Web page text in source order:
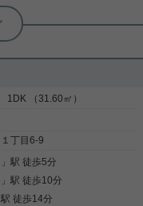
ベーター2基 クロゼッ
フローリング
物件から事業用物件まで多数
他社の掲載物件もまとめてご
眺望陽当たり良好☆
で眺望陽当たり良好 ・キッチ
テムキッチン、オーブン付き
さい！
詳細を見る
1DK （31.60㎡）
丁目6-9
」駅 徒歩5分
」駅 徒歩10分
駅 徒歩14分